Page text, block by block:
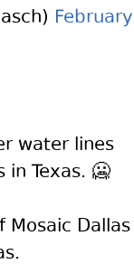
February
water lines
Texas. 🥶
Mosaic Dallas